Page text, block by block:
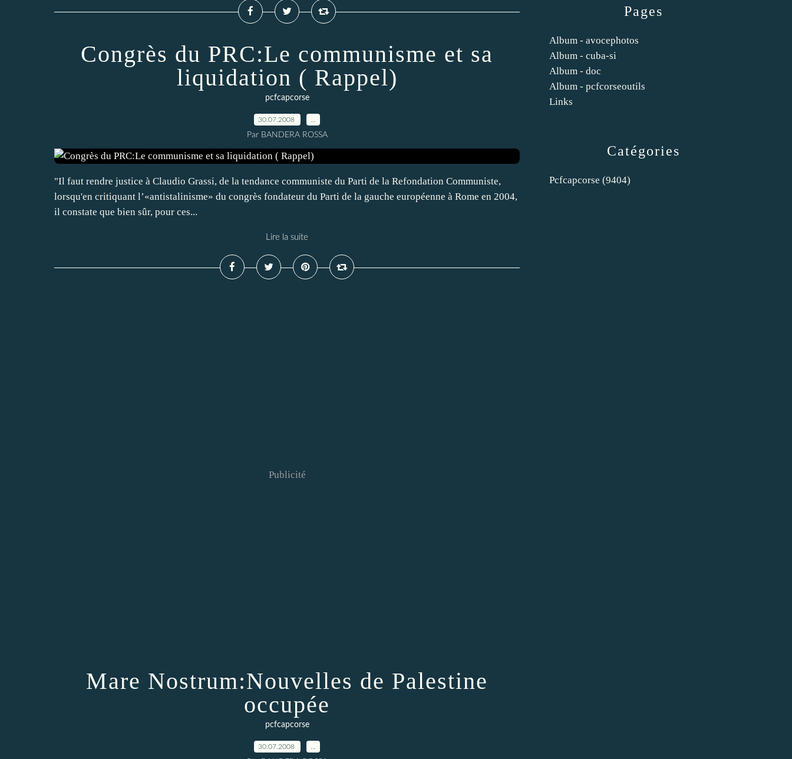
Congrès du PRC:Le communisme et sa
liquidation ( Rappel)
pcfcapcorse
30.07.2008
Par BANDERA ROSSA
"Il faut rendre justice à Claudio Grassi, de la tendance communiste du Parti de la Refondation Communiste,
lorsqu'en critiquant l’«antistalinisme» du congrès fondateur du Parti de la gauche européenne à Rome en 2004,
il constate que bien sûr, pour ces...
Lire la suite
Publicité
Mare Nostrum:Nouvelles de Palestine
occupée
pcfcapcorse
30.07.2008
Catégories
Pcfcapcorse (9404)
Pages
Album - avocephotos
Album - cuba-si
Album - doc
Album - pcfcorseoutils
Links